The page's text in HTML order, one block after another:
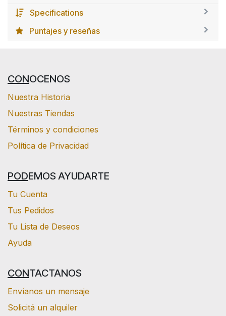
Specifications
Puntajes y reseñas
CONOCENOS
Nuestra Historia
Nuestras Tiendas
Términos y condiciones
Política de Privacidad
PODEMOS AYUDARTE
Tu Cuenta
Tus Pedidos
Tu Lista de Deseos
Ayuda
CONTACTANOS
Envíanos un mensaje
Solicitá un alquiler